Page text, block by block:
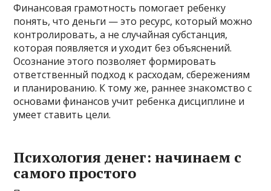
Финансовая грамотность помогает ребенку
понять, что деньги — это ресурс, который можно
контролировать, а не случайная субстанция,
которая появляется и уходит без объяснений.
Осознание этого позволяет формировать
ответственный подход к расходам, сбережениям
и планированию. К тому же, раннее знакомство с
основами финансов учит ребенка дисциплине и
умеет ставить цели.
Психология денег: начинаем с
самого простого